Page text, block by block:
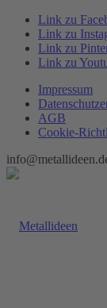
Link zu
Link zu
Link zu
Link zu
Impressum
AGB
Cookie-